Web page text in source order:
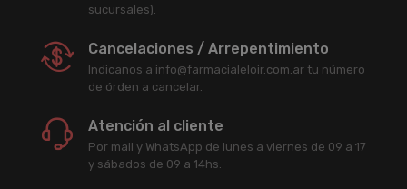
sucursales).
Cancelaciones / Arrepentimiento
Indicanos a info@farmacialeloir.com.ar tu número
de órden a cancelar.
Atención al cliente
Por mail y WhatsApp de lunes a viernes de 09 a 17
y sábados de 09 a 14hs.